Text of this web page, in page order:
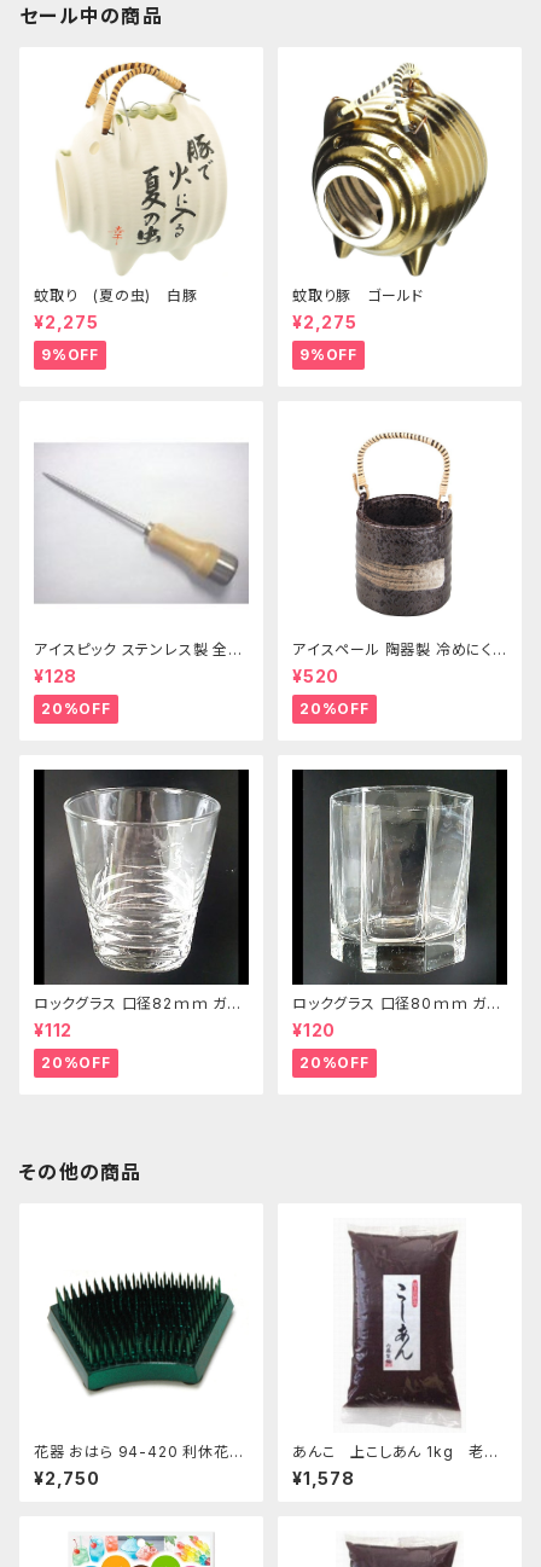
セール中の商品
蚊取り (夏の虫) 白豚
¥2,275
9%OFF
蚊取り豚 ゴールド
¥2,275
9%OFF
アイスピック ステンレス製 全長
215ｍｍ
¥128
20%OFF
アイスペール 陶器製 冷めにくい
二重構造 860ml
¥520
20%OFF
ロックグラス 口径82ｍｍ ガラ
ス製 250cc
¥112
20%OFF
ロックグラス 口径80ｍｍ ガラ
ス製 220cc
¥120
20%OFF
その他の商品
花器 おはら 94-420 利休花舞
剣山 S フラワーベース 水盤
¥2,750
あんこ 上こしあん 1kg 老舗
あんこ屋のこだわり餡
¥1,578